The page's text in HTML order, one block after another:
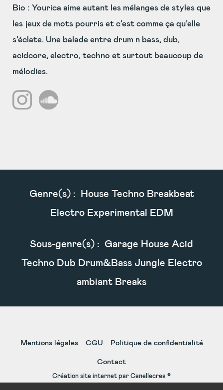
Bio : Yourica aime autant les mélanges de styles que
les jeux de mots pourris et c’est comme ça qu’elle
s’éclate. Une balade entre drum n bass, dub,
acidcore, electro, techno et surtout beaucoup de
mélodies.
Genre(s) :
House Techno Breakbeat
Electro Experimental EDM
Sous-genre(s) : Garage House Acid
Techno Dub Drum&Bass Jungle Electro
ambiant Breaks
Mentions légales CGU Politique de confidentialité
Contact
Création site internet par Canellecrea ©